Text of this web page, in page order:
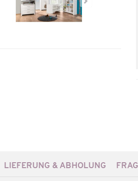
LIEFERUNG & ABHOLUNG